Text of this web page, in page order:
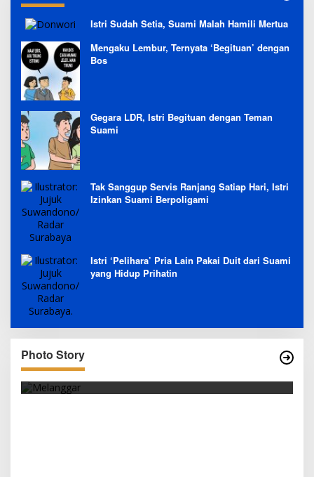
Istri Sudah Setia, Suami Malah Hamili Mertua
Mengaku Lembur, Ternyata ‘Begituan’ dengan
Bos
Gegara LDR, Istri Begituan dengan Teman
Suami
Tak Sanggup Servis Ranjang Satiap Hari, Istri
Izinkan Suami Berpoligami
Istri ‘Pelihara’ Pria Lain Pakai Duit dari Suami
yang Hidup Prihatin
Photo Story